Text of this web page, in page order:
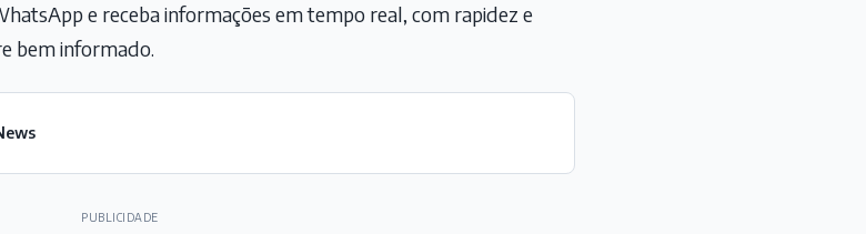
e receba informações em tempo real, com rapidez e
bem informado.
PUBLICIDADE